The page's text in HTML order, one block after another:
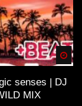
senses | DJ
MIX